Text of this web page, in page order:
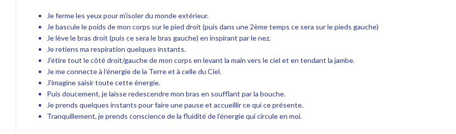
Je ferme les yeux pour m’isoler du monde extérieur.
Je bascule le poids de mon corps sur le pied droit (puis dans une 2ème temps ce sera sur le pieds gauche)
Je lève le bras droit (puis ce sera le bras gauche) en inspirant par le nez.
Je retiens ma respiration quelques instants.
J’étire tout le côté droit/gauche de mon corps en levant la main vers le ciel et en tendant la jambe.
Je me connecte à l’énergie de la Terre et à celle du Ciel.
J’imagine saisir toute cette énergie.
Puis doucement, je laisse redescendre mon bras en soufflant par la bouche.
Je prends quelques instants pour faire une pause et accueillir ce qui ce présente.
Tranquillement, je prends conscience de la fluidité de l’énergie qui circule en moi.